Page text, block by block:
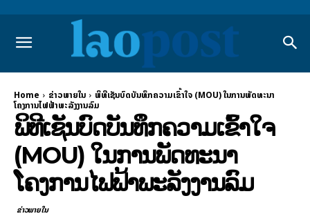
Home ຂ່າວພາຍ​ໃນ
ພິທີເຊັນບົດບັນທຶກຄວາມເຂົ້າໃຈ (MOU) ໃນການພັດທະນາ
ໂຄງການໄຟຟ້າພະລັງງານລົມ
ພິທີເຊັນບົດບັນທຶກຄວາມເຂົ້າໃຈ
(MOU) ໃນການພັດທະນາ
ໂຄງການໄຟຟ້າພະລັງງານລົມ
ຂ່າວພາຍ​ໃນ